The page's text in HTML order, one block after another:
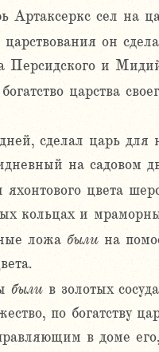
Артаксеркс сел на
царствования он
Персидского и
царства
сделал царь для
на садовом
цвета
кольцах и
ложа были на
былив золотых
по богатству
в доме